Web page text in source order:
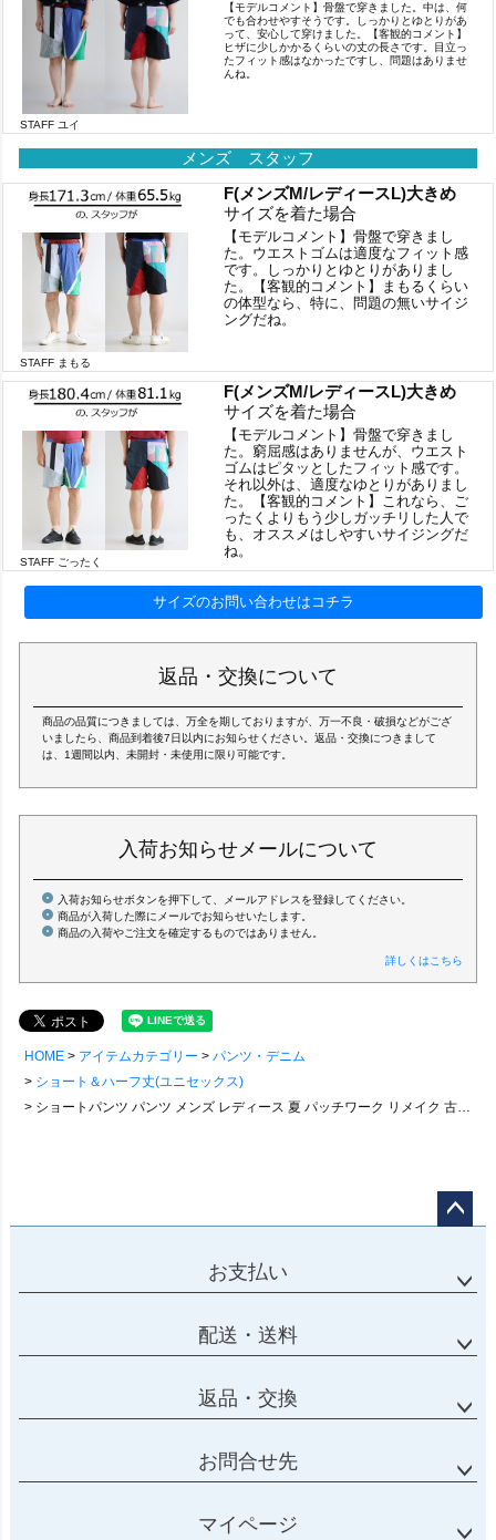
STAFF ユイ
【モデルコメント】骨盤で穿きました。中は、何
でも合わせやすそうです。しっかりとゆとりがあ
って、安心して穿けました。【客観的コメント】
ヒザに少しかかるくらいの丈の長さです。目立っ
たフィット感はなかったですし、問題はありませ
んね。
メンズ スタッフ
F(メンズM/レディースL)大きめ
サイズを着た場合
STAFF まもる
【モデルコメント】骨盤で穿きまし
た。ウエストゴムは適度なフィット感
です。しっかりとゆとりがありまし
た。【客観的コメント】まもるくらい
の体型なら、特に、問題の無いサイジ
ングだね。
F(メンズM/レディースL)大きめ
サイズを着た場合
STAFF ごったく
【モデルコメント】骨盤で穿きまし
た。窮屈感はありませんが、ウエスト
ゴムはピタッとしたフィット感です。
それ以外は、適度なゆとりがありまし
た。【客観的コメント】これなら、ご
ったくよりもう少しガッチリした人で
も、オススメはしやすいサイジングだ
ね。
サイズのお問い合わせはコチラ
返品・交換について
商品の品質につきましては、万全を期しておりますが、万一不良・破損などがござ
いましたら、商品到着後7日以内にお知らせください。返品・交換につきまして
は、1週間以内、未開封・未使用に限り可能です。
入荷お知らせメールについて
入荷お知らせボタンを押下して、メールアドレスを登録してください。
商品が入荷した際にメールでお知らせいたします。
商品の入荷やご注文を確定するものではありません。
詳しくはこちら
HOME アイテムカテゴリー
パンツ・デニム
ショート＆ハーフ丈(ユニセックス)
ショートパンツ パンツ メンズ レディース 夏 パッチワーク リメイク 古着 ウエストゴム ゆったり ナイロン 薄手 カジュアル パティ
お支払い
配送・送料
返品・交換
お問合せ先
マイページ